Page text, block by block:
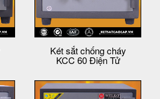
Két sắt chống cháy
KCC 60 Điện Tử